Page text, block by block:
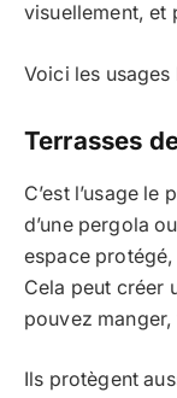
visuellement, et
Voici les
Terrasses
C’est l’usage
d’une pergola
espace protégé,
Cela peut créer
pouvez
Ils protègent